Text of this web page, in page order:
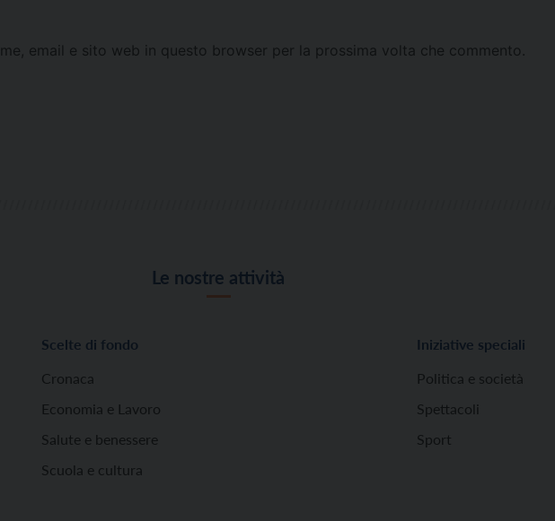
email e sito web in questo browser per la prossima volta che commento.
Le nostre attività
Scelte di fondo
Cronaca
Economia e Lavoro
Salute e benessere
Scuola e cultura
Iniziative speciali
Politica e società
Spettacoli
Sport